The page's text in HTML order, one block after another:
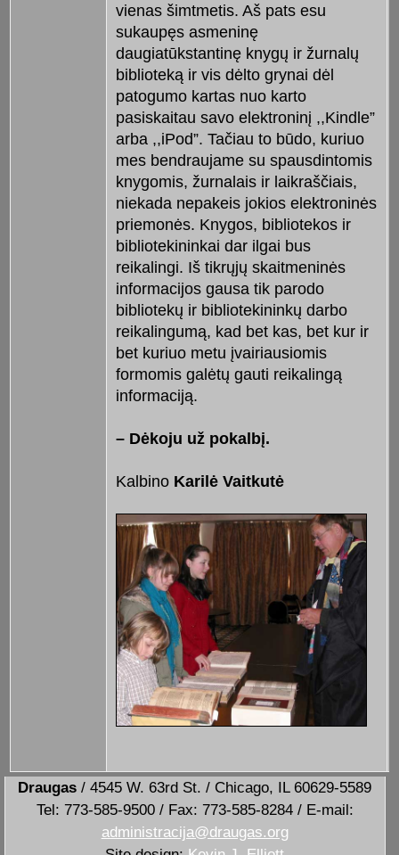
vienas šimtmetis. Aš pats esu
sukaupęs asmeninę
daugiatūkstantinę knygų ir žurnalų
biblioteką ir vis dėlto grynai dėl
patogumo kartas nuo karto
pasiskaitau savo elektroninį ,,Kindle”
arba ,,iPod”. Tačiau to būdo, kuriuo
mes bendraujame su spausdintomis
knygomis, žurnalais ir laikraščiais,
niekada nepakeis jokios elektroninės
priemonės. Knygos, bibliotekos ir
bibliotekininkai dar ilgai bus
reikalingi. Iš tikrųjų skaitmeninės
informacijos gausa tik parodo
bibliotekų ir bibliotekininkų darbo
reikalingumą, kad bet kas, bet kur ir
bet kuriuo metu įvairiausiomis
formomis galėtų gauti reikalingą
informaciją.
– Dėkoju už pokalbį.
Kalbino Karilė Vaitkutė
Draugas / 4545 W. 63rd St. / Chicago, IL 60629-5589
Tel: 773-585-9500 / Fax: 773-585-8284 / E-mail:
administracija@draugas.org